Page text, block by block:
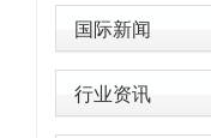
国际新闻
行业资讯